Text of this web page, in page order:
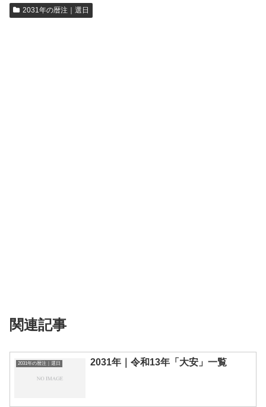
2031年の暦注｜選日
関連記事
2031年の暦注｜選日 2031年｜令和13年「大安」一覧